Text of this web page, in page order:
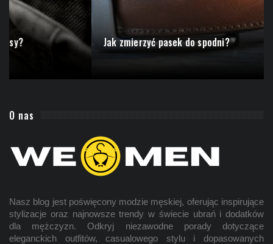
Jak zmierzyć pasek do spodni?
O nas
Nasz blog jest poświęcony modzie męskiej, oferując inspirujące
stylizacje oraz najnowsze trendy w świecie ubrań i dodatków
dla mężczyzn. Odkryj niezawodne porady dotyczące
eleganckich outfitów, casualowego stylu i dopasowanych